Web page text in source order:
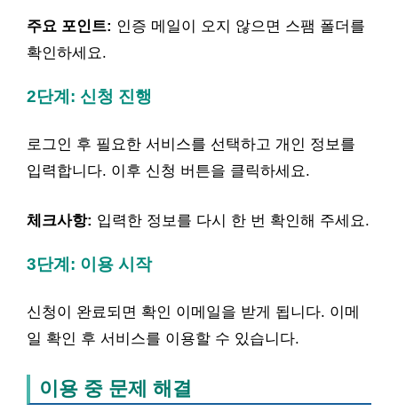
주요 포인트: 인증 메일이 오지 않으면 스팸 폴더를
확인하세요.
2단계: 신청 진행
로그인 후 필요한 서비스를 선택하고 개인 정보를
입력합니다. 이후 신청 버튼을 클릭하세요.
체크사항: 입력한 정보를 다시 한 번 확인해 주세요.
3단계: 이용 시작
신청이 완료되면 확인 이메일을 받게 됩니다. 이메
일 확인 후 서비스를 이용할 수 있습니다.
이용 중 문제 해결